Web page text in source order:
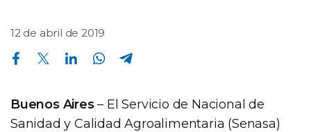
12 de abril de 2019
Compartir en Facebook Compartir en Twitter Compartir en Linkedin Compartir en Whatsapp
Buenos Aires– El Servicio de Nacional de
Sanidad y Calidad Agroalimentaria (Senasa)